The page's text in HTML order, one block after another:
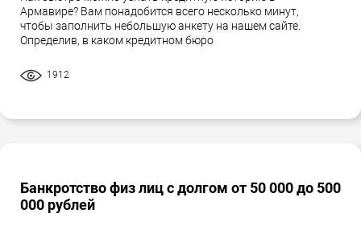
Армавире? Вам понадобится всего несколько минут,
чтобы заполнить небольшую анкету на нашем сайте.
Определив, в каком кредитном бюро
1912
Банкротство физ лиц с долгом от 50 000 до 500
000 рублей